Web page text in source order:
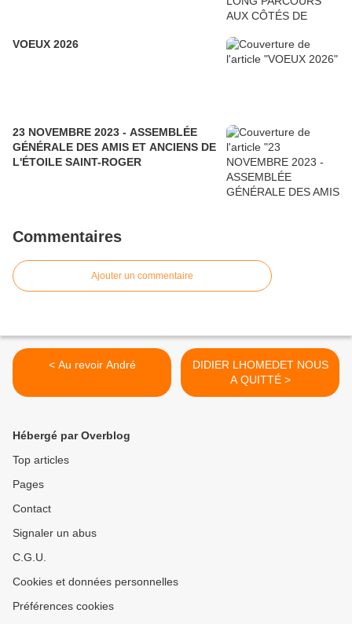
VOEUX 2026
23 NOVEMBRE 2023 - ASSEMBLÉE
GÉNÉRALE DES AMIS ET ANCIENS DE
L'ÉTOILE SAINT-ROGER
Commentaires
Ajouter un commentaire
< Au revoir André
DIDIER LHOMEDET NOUS
A QUITTÉ >
Hébergé par Overblog
Top articles
Pages
Contact
Signaler un abus
C.G.U.
Cookies et données personnelles
Préférences cookies